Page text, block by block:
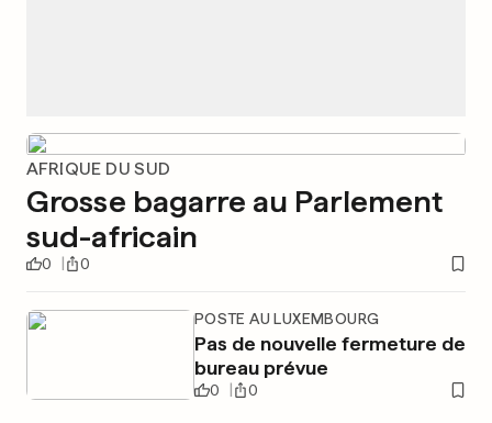
AFRIQUE DU SUD
Grosse bagarre au Parlement
sud-africain
0 0
POSTE AU LUXEMBOURG
Pas de nouvelle fermeture de
bureau prévue
0 0